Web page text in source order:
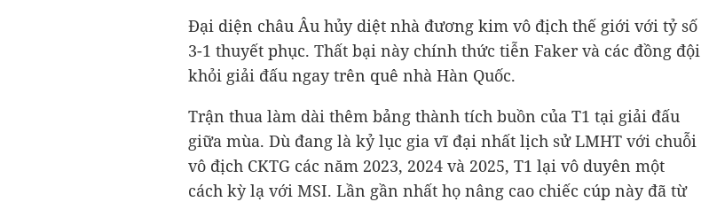
Đại diện châu Âu hủy diệt nhà đương kim vô địch thế giới với tỷ số
3-1 thuyết phục. Thất bại này chính thức tiễn Faker và các đồng đội
khỏi giải đấu ngay trên quê nhà Hàn Quốc.
Trận thua làm dài thêm bảng thành tích buồn của T1 tại giải đấu
giữa mùa. Dù đang là kỷ lục gia vĩ đại nhất lịch sử LMHT với chuỗi
vô địch CKTG các năm 2023, 2024 và 2025, T1 lại vô duyên một
cách kỳ lạ với MSI. Lần gần nhất họ nâng cao chiếc cúp này đã từ